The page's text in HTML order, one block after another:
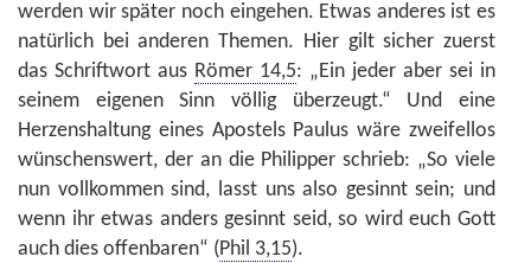
werden wir später noch eingehen. Etwas anderes ist es
natürlich bei anderen Themen. Hier gilt sicher zuerst
das Schriftwort aus Römer 14,5: „Ein jeder aber sei in
seinem eigenen Sinn völlig überzeugt.“ Und eine
Herzenshaltung eines Apostels Paulus wäre zweifellos
wünschenswert, der an die Philipper schrieb: „So viele
nun vollkommen sind, lasst uns also gesinnt sein; und
wenn ihr etwas anders gesinnt seid, so wird euch Gott
auch dies offenbaren“ (Phil 3,15).